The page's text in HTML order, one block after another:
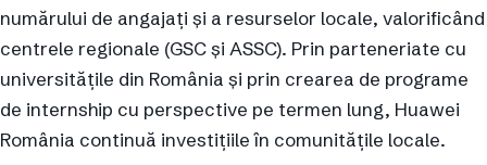
numărului de angajați și a resurselor locale, valorificând
centrele regionale (GSC și ASSC). Prin parteneriate cu
universitățile din România și prin crearea de programe
de internship cu perspective pe termen lung, Huawei
România continuă investițiile în comunitățile locale.